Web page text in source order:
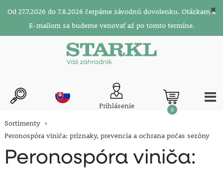
Od 27.7.2026 do 7.8.2026 čerpáme závodnú dovolenku. Otázkam a
E-mailom sa budeme venovať až po tomto termíne.
Prihlásenie 0
Sortimenty
Peronospóra viniča: príznaky, prevencia a ochrana počas sezóny
Peronospóra viniča: